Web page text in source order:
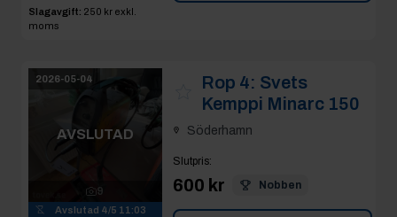
Slagavgift: 250 kr exkl.
moms
2026-05-04
AVSLUTAD
9
Avslutad 4/5 11:03
Rop 4: Svets
Kemppi Minarc 150
Söderhamn
Slutpris:
600 kr Nobben